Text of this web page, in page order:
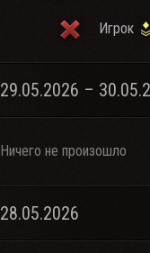
Игрок
29.05.2026 –
Ничего не произошло
28.05.2026